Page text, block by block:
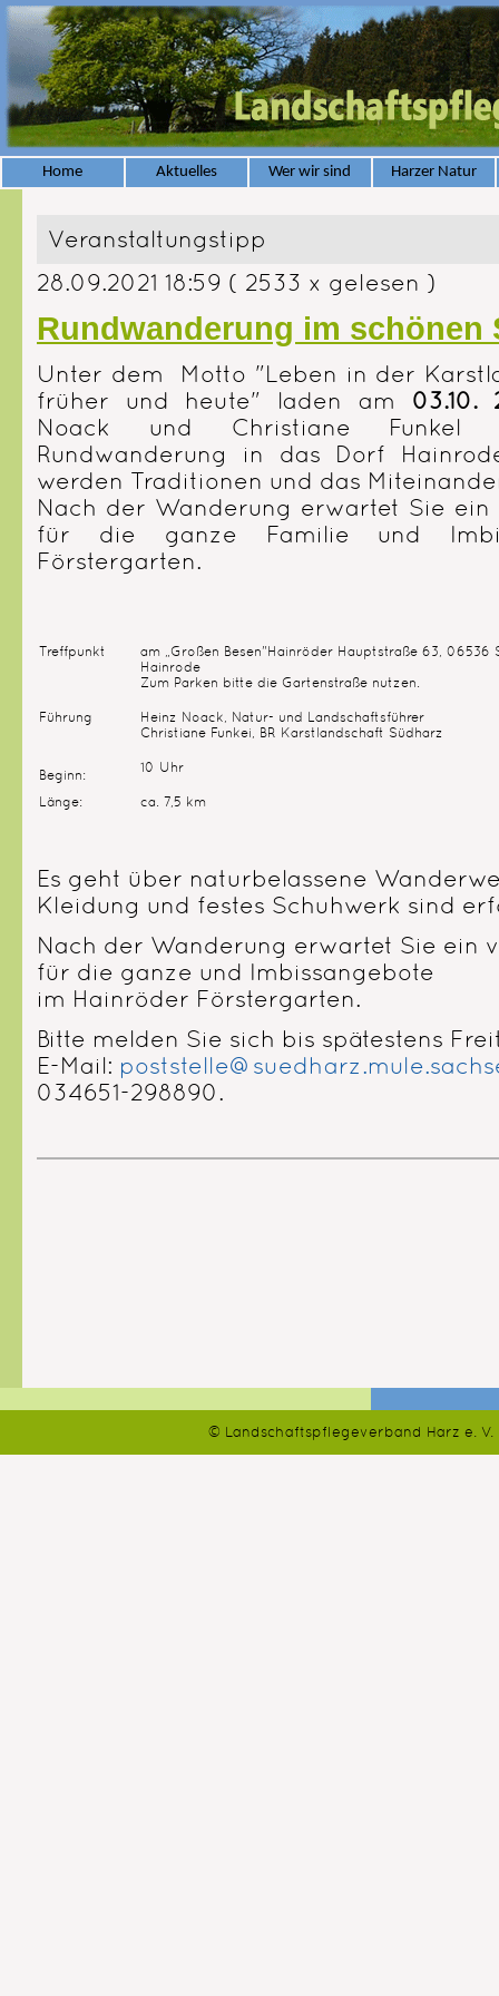
Home Aktuelles Wer wir sind Harzer Natur
Veranstaltungstipp
28.09.2021 18:59 ( 2533 x gelesen )
Rundwanderung im schönen
Unter dem Motto "Leben in der
früher und heute" laden am 03.10.
Noack und Christiane
Rundwanderung in das Dorf
werden Traditionen und das
Nach der Wanderung erwartet Sie
für die ganze Familie und
Förstergarten.
Treffpunkt
am „Großen Besen"Hainröder Hauptstraße 63, 06536
Hainrode
Zum Parken bitte die Gartenstraße nutzen.
Führung
Heinz Noack, Natur- und Landschaftsführer
Christiane Funkei, BR Karstlandschaft Südharz
Beginn: 10 Uhr
Länge: ca. 7,5 km
Es geht über naturbelassene
Kleidung und festes Schuhwerk sind
Nach der Wanderung erwartet Sie ein
für die ganze und Imbissangebote
im Hainröder Förstergarten.
Bitte melden Sie sich bis spätestens
E-Mail:
034651-298890.
© Landschaftspflegeverband Harz e.